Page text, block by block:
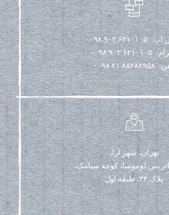
۹۰۲ ۰۰۹۸
۹۰۲ ۰۰۹۸
۲۱ ۰۰۹۸
تهران، شهر آرا،
لومومبا، کوچه سیامک،
پلاک ۳۴، طبقه اول